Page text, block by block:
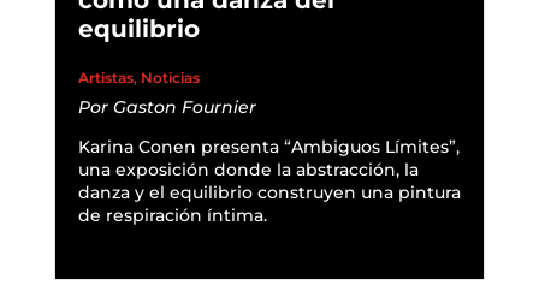
equilibrio
Artistas, Noticias
Por Gaston Fournier
Karina Conen presenta “Ambiguos Límites”,
una exposición donde la abstracción, la
danza y el equilibrio construyen una pintura
de respiración íntima.